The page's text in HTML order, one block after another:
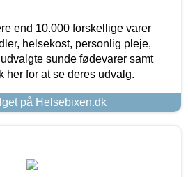
end 10.000 forskellige varer
helsekost, personlig pleje,
sunde fødevarer samt
her for at se deres udvalg.
på Helsebixen.dk